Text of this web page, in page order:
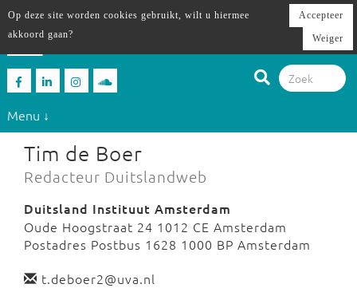
Menu ↓
Tim de Boer
Redacteur Duitslandweb
Duitsland Instituut Amsterdam
Oude Hoogstraat 24 1012 CE Amsterdam
Postadres Postbus 1628 1000 BP Amsterdam
t.deboer2@uva.nl
Op deze site worden cookies gebruikt, wilt u hiermee
akkoord gaan?
Accepteer
Weiger